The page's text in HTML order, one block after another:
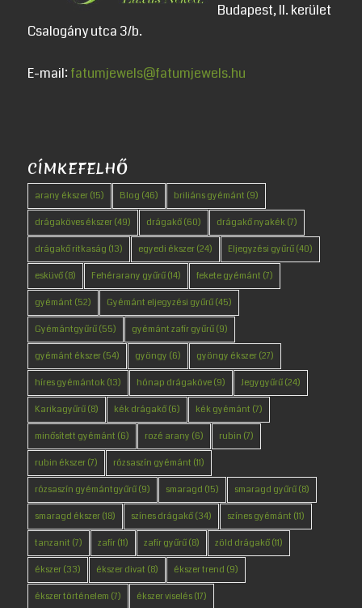
Budapest, II. kerület
Csalogány utca 3/b.
E-mail: fatumjewels@fatumjewels.hu
CÍMKEFELHŐ
arany ékszer(15) Blog (46) briliáns gyémánt (9)
drágaköves ékszer(49) drágakő(60) drágakő nyakék(7)
drágakő ritkaság (13) egyedi ékszer(24) Eljegyzési gyűrű(40)
esküvő(8) Fehérarany gyűrű(14) fekete gyémánt (7)
gyémánt (52) Gyémánt eljegyzési gyűrű(45)
Gyémántgyűrű(55) gyémánt zafír gyűrű(9)
gyémánt ékszer(54) gyöngy (6) gyöngy ékszer(27)
híres gyémántok(13) hónap drágaköve(9) Jegygyűrű(24)
Karikagyűrű(8) kék drágakő(6) kék gyémánt (7)
minősített gyémánt (6) rozé arany (6) rubin (7)
rubin ékszer(7) rózsaszín gyémánt (11)
rózsaszín gyémántgyűrű(9) smaragd (15) smaragd gyűrű(8)
smaragd ékszer(18) színes drágakő(34) színes gyémánt (11)
tanzanit (7) zafír(11) zafír gyűrű(8) zöld drágakő(11)
ékszer(33) ékszer divat (8) ékszer trend (9)
ékszer történelem (7) ékszer viselés(17)